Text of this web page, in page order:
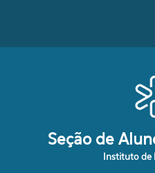
Seção de
Instituto de